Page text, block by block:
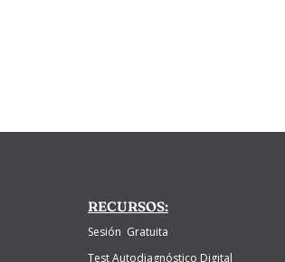
RECURSOS:
Sesión Gratuita
Test Autodiagnóstico Digital